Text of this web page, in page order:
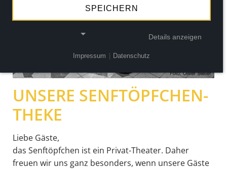
UNSERE SENFTÖPFCHEN-
THEKE
Liebe Gäste,
das Senftöpfchen ist ein Privat-Theater. Daher
freuen wir uns ganz besonders, wenn unsere Gäste
SPEICHERN
Details anzeigen
Notwendige Cookies ermöglichen grundlegende
Funktionen und sind für die einwandfreie Funktion
Name:
cookie_consent
Impressum Datenschutz